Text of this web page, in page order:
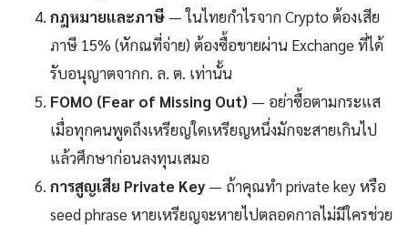
กฎหมายและภาษี — ในไทยกำไรจาก Crypto ต้องเสีย
ภาษี 15% (หักณที่จ่าย) ต้องซื้อขายผ่าน Exchange ที่ได้
รับอนุญาตจากก. ล. ต. เท่านั้น
FOMO (Fear of Missing Out) — อย่าซื้อตามกระแส
เมื่อทุกคนพูดถึงเหรียญใดเหรียญหนึ่งมักจะสายเกินไป
แล้วศึกษาก่อนลงทุนเสมอ
การสูญเสีย Private Key — ถ้าคุณทำ private key หรือ
seed phrase หายเหรียญจะหายไปตลอดกาลไม่มีใครช่วย